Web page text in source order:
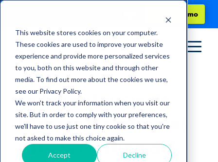
This website stores cookies on your computer.
These cookies are used to improve your website
experience and provide more personalized services
to you, both on this website and through other
media. To find out more about the cookies we use,
see our Privacy Policy.
We won't track your information when you visit our
site. But in order to comply with your preferences,
we'll have to use just one tiny cookie so that you're
not asked to make this choice again.
Accept Decline
Solicita demo
La Importancia de
Utilizar Plataformas
para la Gestión del